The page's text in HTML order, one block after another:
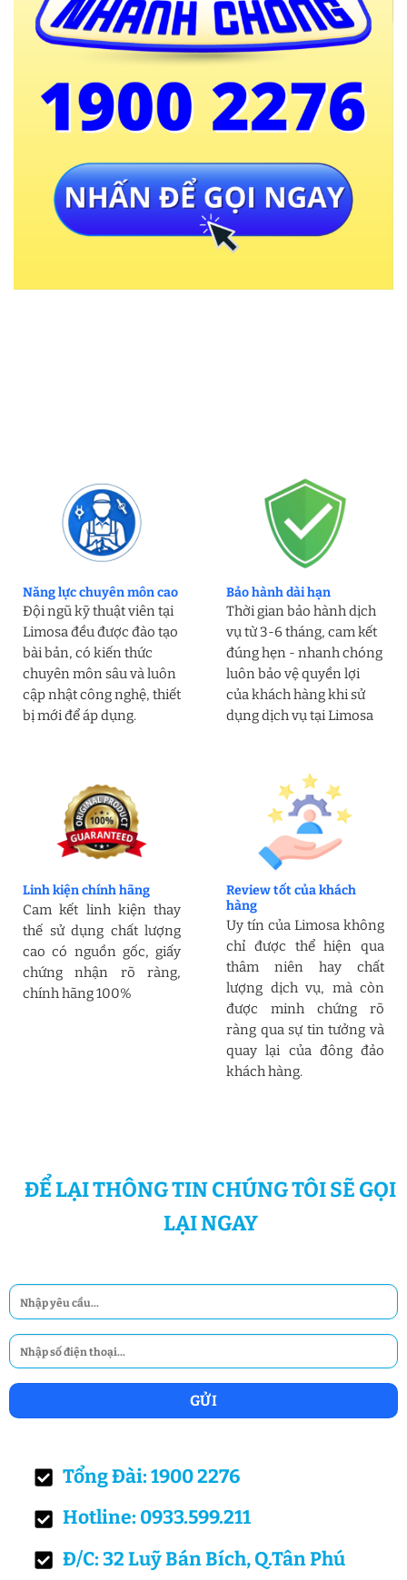
Năng lực chuyên môn cao
Đội ngũ kỹ thuật viên tại
Limosa đều được đào tạo
bài bản, có kiến thức
chuyên môn sâu và luôn
cập nhật công nghệ, thiết
bị mới để áp dụng.
Bảo hành dài hạn
Thời gian bảo hành dịch
vụ từ 3-6 tháng, cam kết
đúng hẹn - nhanh chóng
luôn bảo vệ quyền lợi
của khách hàng khi sử
dụng dịch vụ tại Limosa
Linh kiện chính hãng
Cam kết linh kiện thay
thế sử dụng chất lượng
cao có nguồn gốc, giấy
chứng nhận rõ ràng,
chính hãng 100%
Review tốt của khách
hàng
Uy tín của Limosa không
chỉ được thể hiện qua
thâm niên hay chất
lượng dịch vụ, mà còn
được minh chứng rõ
ràng qua sự tin tưởng và
quay lại của đông đảo
khách hàng.
ĐỂ LẠI THÔNG TIN CHÚNG TÔI SẼ GỌI
LẠI NGAY
Tổng Đài: 1900 2276
Hotline: 0933.599.211
Đ/C: 32 Luỹ Bán Bích, Q.Tân Phú